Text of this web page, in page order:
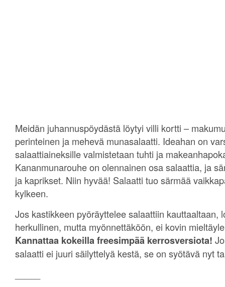
Meidän juhannuspöydästä löytyi villi kortti –
perinteinen ja mehevä munasalaatti. Ideahan on
salaattiaineksille valmistetaan tuhti ja
Kananmunarouhe on olennainen osa salaattia, ja
ja kaprikset. Niin hyvää! Salaatti tuo särmää
kylkeen.
Jos kastikkeen pyöräyttelee salaattiin kauttaaltaan,
herkullinen, mutta myönnettäköön, ei kovin
Kannattaa kokeilla freesimpää kerrosversiota!
salaatti ei juuri säilyttelyä kestä, se on syötävä nyt